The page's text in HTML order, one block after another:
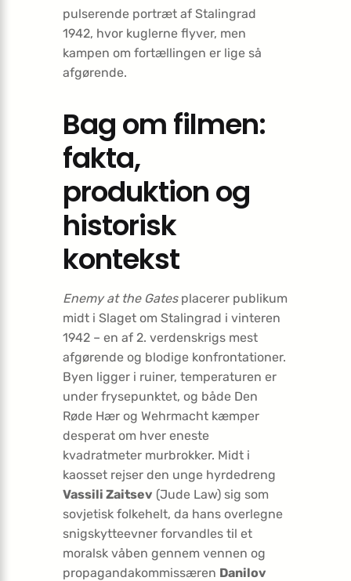
pulserende portræt af Stalingrad
1942, hvor kuglerne flyver, men
kampen om fortællingen er lige så
afgørende.
Bag om filmen:
fakta,
produktion og
historisk
kontekst
Enemy at the Gatesplacerer publikum
midt i Slaget om Stalingrad i vinteren
1942 – en af 2. verdenskrigs mest
afgørende og blodige konfrontationer.
Byen ligger i ruiner, temperaturen er
under frysepunktet, og både Den
Røde Hær og Wehrmacht kæmper
desperat om hver eneste
kvadratmeter murbrokker. Midt i
kaosset rejser den unge hyrdedreng
Vassili Zaitsev (Jude Law) sig som
sovjetisk folkehelt, da hans overlegne
snigskytteevner forvandles til et
moralsk våben gennem vennen og
propagandakommissæren Danilov